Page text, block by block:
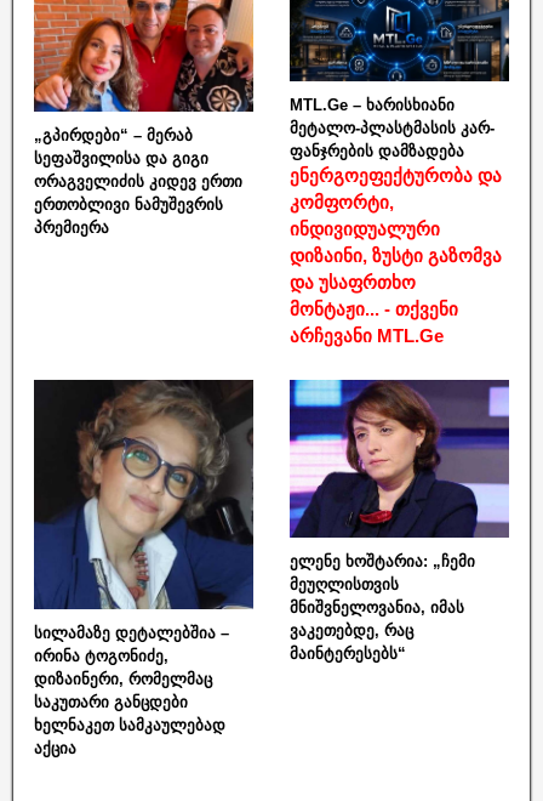
„გპირდები“ – მერაბ
სეფაშვილისა და გიგი
ორაგველიძის კიდევ ერთი
ერთობლივი ნამუშევრის
პრემიერა
MTL.Ge – ხარისხიანი
მეტალო-პლასტმასის კარ-
ფანჯრების დამზადება
ენერგოეფექტურობა და
კომფორტი,
ინდივიდუალური
დიზაინი, ზუსტი გაზომვა
და უსაფრთხო
მონტაჟი... - თქვენი
არჩევანი MTL.Ge
სილამაზე დეტალებშია –
ირინა ტოგონიძე,
დიზაინერი, რომელმაც
საკუთარი განცდები
ხელნაკეთ სამკაულებად
აქცია
ელენე ხოშტარია: „ჩემი
მეუღლისთვის
მნიშვნელოვანია, იმას
ვაკეთებდე, რაც
მაინტერესებს“